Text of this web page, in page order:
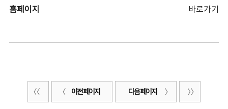
홈페이지
바로가기
이전 페이지 다음 페이지